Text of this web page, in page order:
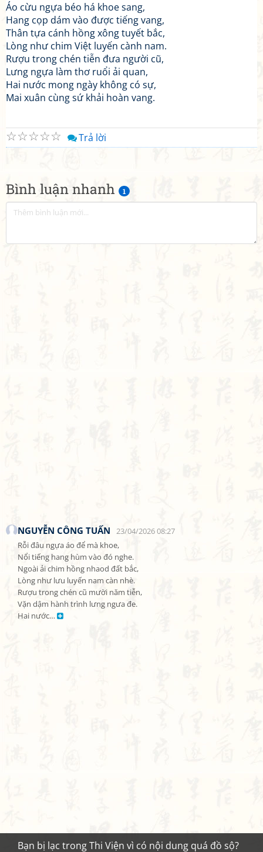
Bình luận nhanh 1
NGUYỄN CÔNG TUẤN
23/04/2026 08:27
Rỗi đâu ngựa áo để mà khoe,
Nổi tiếng hang hùm vào đó nghe.
Ngoài ải chim hồng nhaod đất bắc,
Lòng như lưu luyến nam càn nhè.
Rượu trong chén cũ mười năm tiễn,
Vặn dậm hành trình lưng ngưa đe.
Hai nước…
Áo cừu ngựa béo há khoe sang,
Hang cọp dám vào được tiếng vang,
Thân tựa cánh hồng xông tuyết bắc,
Lòng như chim Việt luyến cành nam.
Rượu trong chén tiễn đưa người cũ,
Lưng ngựa làm thơ ruổi ải quan,
Hai nước mong ngày không có sự,
Mai xuân cùng sứ khải hoàn vang.
☆
☆
☆
☆
☆ Trả lời
Bạn bị lạc trong Thi Viện vì có nội dung quá đồ sộ?